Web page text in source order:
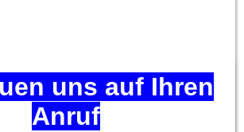
uns auf Ihren
Anruf